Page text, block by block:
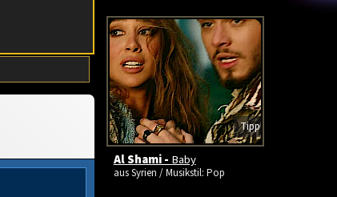
Tipp
Al Shami - Baby
aus Syrien / Musikstil: Pop